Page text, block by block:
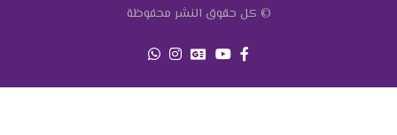
© كل حقوق النشر محفوظة